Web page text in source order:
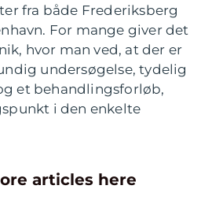
fra både Frederiksberg
For mange giver det
hvor man ved, at der er
undersøgelse, tydelig
et behandlingsforløb,
i den enkelte
articles here